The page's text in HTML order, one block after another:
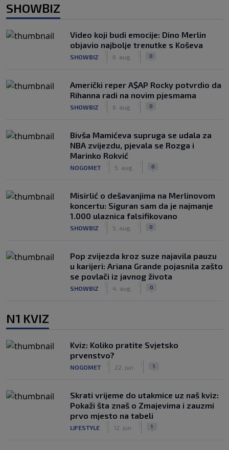
SHOWBIZ
Video koji budi emocije: Dino Merlin
objavio najbolje trenutke s Koševa
SHOWBIZ 6. aug. 0
Američki reper A$AP Rocky potvrdio da
Rihanna radi na novim pjesmama
SHOWBIZ 6. aug. 0
Bivša Mamićeva supruga se udala za
NBA zvijezdu, pjevala se Rozga i
Marinko Rokvić
NOGOMET 5. aug. 0
Misirlić o dešavanjima na Merlinovom
koncertu: Siguran sam da je najmanje
1.000 ulaznica falsifikovano
SHOWBIZ 5. aug. 0
Pop zvijezda kroz suze najavila pauzu
u karijeri: Ariana Grande pojasnila zašto
se povlači iz javnog života
SHOWBIZ 4. aug. 0
N1 KVIZ
Kviz: Koliko pratite Svjetsko
prvenstvo?
NOGOMET 22. jun. 1
Skrati vrijeme do utakmice uz naš kviz:
Pokaži šta znaš o Zmajevima i zauzmi
prvo mjesto na tabeli
LIFESTYLE 12. jun. 1